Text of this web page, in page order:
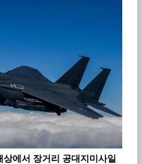
에서 장거리 공대지미사일